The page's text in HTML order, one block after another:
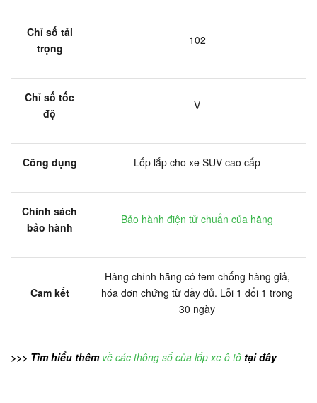
Chỉ số tải
trọng
102
Chỉ số tốc
độ
V
Công dụng Lốp lắp cho xe SUV cao cấp
Chính sách
bảo hành
Bảo hành điện tử chuẩn của hãng
Cam kết
Hàng chính hãng có tem chống hàng giả,
hóa đơn chứng từ đầy đủ. Lỗi 1 đổi 1 trong
30 ngày
>>> Tìm hiểu thêm về các thông số của lốp xe ô tô tại đây